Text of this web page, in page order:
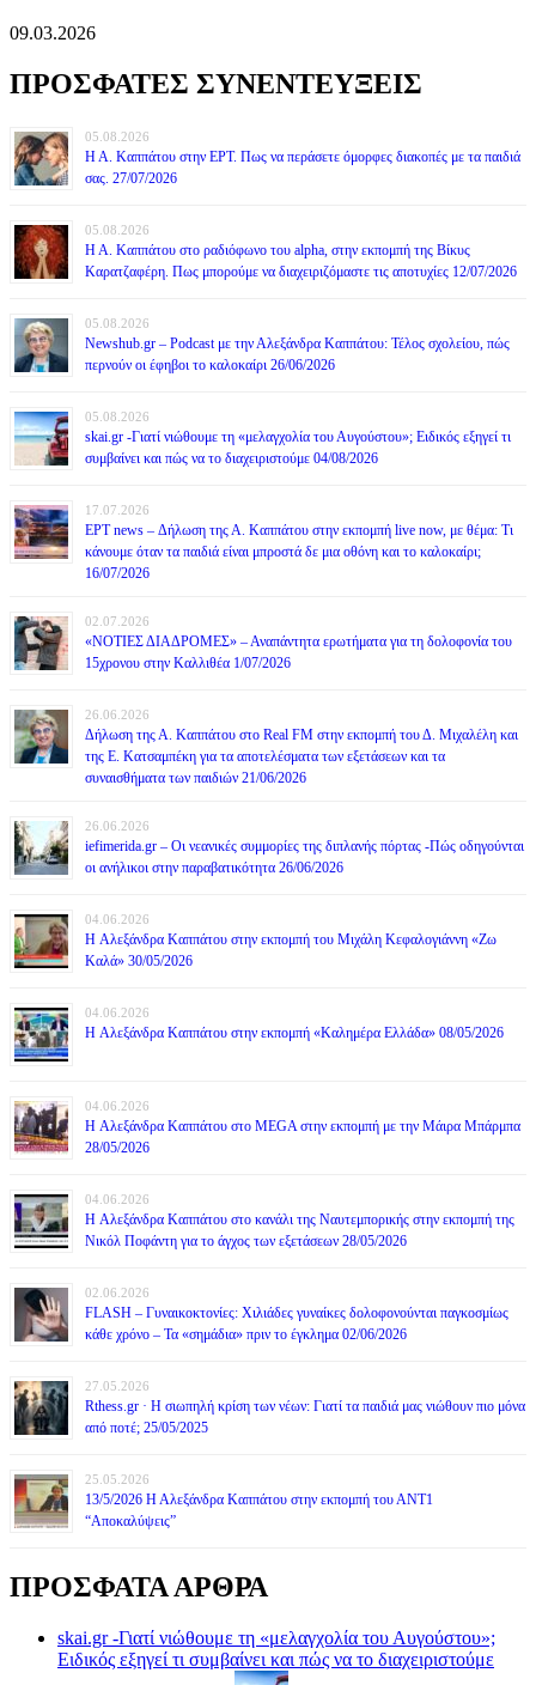
09.03.2026
ΠΡΟΣΦΑΤΕΣ ΣΥΝΕΝΤΕΥΞΕΙΣ
05.08.2026
Η Α. Καππάτου στην ΕΡΤ. Πως να περάσετε όμορφες διακοπές με τα παιδιά
σας. 27/07/2026
05.08.2026
Η Α. Καππάτου στο ραδιόφωνο του alpha, στην εκπομπή της Βίκυς
Καρατζαφέρη. Πως μπορούμε να διαχειριζόμαστε τις αποτυχίες 12/07/2026
05.08.2026
Newshub.gr – Podcast με την Αλεξάνδρα Καππάτου: Τέλος σχολείου, πώς
περνούν οι έφηβοι το καλοκαίρι 26/06/2026
05.08.2026
skai.gr -Γιατί νιώθουμε τη «μελαγχολία του Αυγούστου»; Ειδικός εξηγεί τι
συμβαίνει και πώς να το διαχειριστούμε 04/08/2026
17.07.2026
ΕΡΤ news – Δήλωση της Α. Καππάτου στην εκπομπή live now, με θέμα: Τι
κάνουμε όταν τα παιδιά είναι μπροστά δε μια οθόνη και το καλοκαίρι;
16/07/2026
02.07.2026
«ΝΟΤΙΕΣ ΔΙΑΔΡΟΜΕΣ» – Αναπάντητα ερωτήματα για τη δολοφονία του
15χρονου στην Καλλιθέα 1/07/2026
26.06.2026
Δήλωση της Α. Καππάτου στο Real FM στην εκπομπή του Δ. Μιχαλέλη και
της Ε. Κατσαμπέκη για τα αποτελέσματα των εξετάσεων και τα
συναισθήματα των παιδιών 21/06/2026
26.06.2026
iefimerida.gr – Οι νεανικές συμμορίες της διπλανής πόρτας -Πώς οδηγούνται
οι ανήλικοι στην παραβατικότητα 26/06/2026
04.06.2026
H Αλεξάνδρα Καππάτου στην εκπομπή του Μιχάλη Κεφαλογιάννη «Ζω
Καλά» 30/05/2026
04.06.2026
H Αλεξάνδρα Καππάτου στην εκπομπή «Καλημέρα Ελλάδα» 08/05/2026
04.06.2026
H Αλεξάνδρα Καππάτου στο MEGA στην εκπομπή με την Μάιρα Mπάρμπα
28/05/2026
04.06.2026
H Αλεξάνδρα Καππάτου στο κανάλι της Ναυτεμπορικής στην εκπομπή της
Νικόλ Ποφάντη για το άγχος των εξετάσεων 28/05/2026
02.06.2026
FLASH – Γυναικοκτονίες: Χιλιάδες γυναίκες δολοφονούνται παγκοσμίως
κάθε χρόνο – Τα «σημάδια» πριν το έγκλημα 02/06/2026
27.05.2026
Rthess.gr · Η σιωπηλή κρίση των νέων: Γιατί τα παιδιά μας νιώθουν πιο μόνα
από ποτέ; 25/05/2025
25.05.2026
13/5/2026 Η Αλεξάνδρα Καππάτου στην εκπομπή του ΑΝΤ1
“Αποκαλύψεις”
ΠΡΟΣΦΑΤΑ ΑΡΘΡΑ
skai.gr -Γιατί νιώθουμε τη «μελαγχολία του Αυγούστου»;
Ειδικός εξηγεί τι συμβαίνει και πώς να το διαχειριστούμε